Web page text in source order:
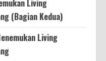
Living
(Bagian Kedua)
Living